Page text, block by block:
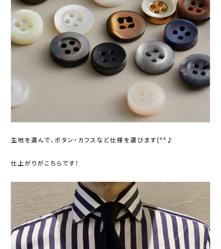
生地を選んで、ボタン・カフスなど仕様を選びます(^^♪
仕上がりがこちらです！